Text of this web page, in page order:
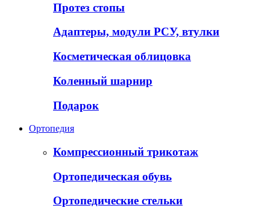
Протез стопы
Адаптеры, модули РСУ, втулки
Косметическая облицовка
Коленный шарнир
Подарок
Ортопедия
Компрессионный трикотаж
Ортопедическая обувь
Ортопедические стельки